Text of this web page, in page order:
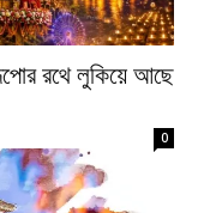
রথে লুকিয়ে আছে
0